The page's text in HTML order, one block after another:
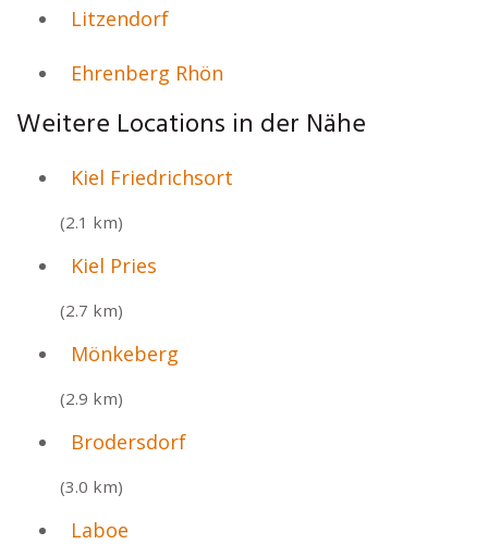
Litzendorf
Ehrenberg Rhön
Weitere Locations in der Nähe
Kiel Friedrichsort
(2.1 km)
Kiel Pries
(2.7 km)
Mönkeberg
(2.9 km)
Brodersdorf
(3.0 km)
Laboe